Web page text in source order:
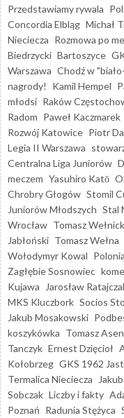
Przedstawiamy rywala
Concordia Elbląg Michał
Nieciecza Rozmowa po
Biedrzycki Bartoszyce
Warszawa Chodź w
nagrody!
Kamil Hempel
młodsi Raków
Radom Paweł Kaczmarek
Rozwój Katowice Piotr
Legia II Warszawa
Centralna Liga Juniorów
meczem Yasuhiro Katō
Chrobry Głogów Stomil
Juniorów Młodszych Stal
Wrocław Tomasz
Jabłoński Tomasz Wełna
Wołodymyr Kowal
Zagłębie Sosnowiec
Kujawa
Jarosław
MKS Kluczbork Socios
Jakub Mosakowski
koszykówka Tomasz
Tanczyk Ernest Dzięcioł
Kołobrzeg GKS 1962
Termalica Nieciecza
Sobczak Liczby i fakty
Poznań Radunia Stężyca